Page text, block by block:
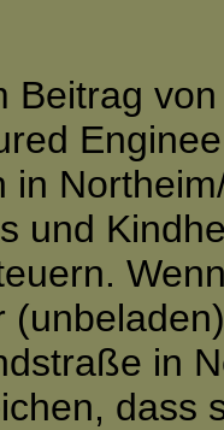
Beitrag
in
und
in
dass